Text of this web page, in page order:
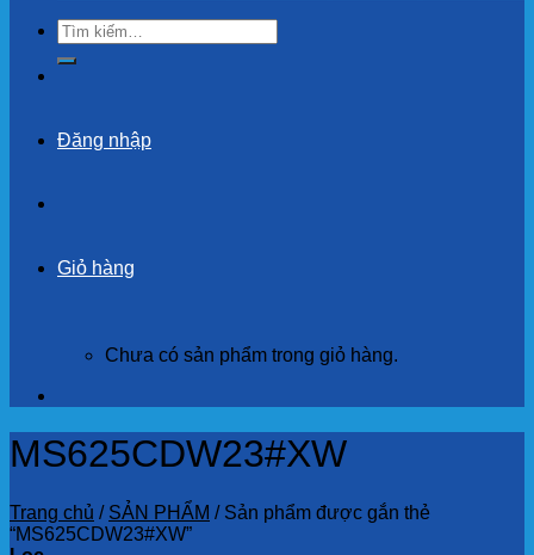
Tìm
kiếm:
Đăng nhập
Giỏ hàng
Chưa có sản phẩm trong giỏ hàng.
MS625CDW23#XW
Trang chủ / SẢN PHẨM /Sản phẩm được gắn thẻ
“MS625CDW23#XW”